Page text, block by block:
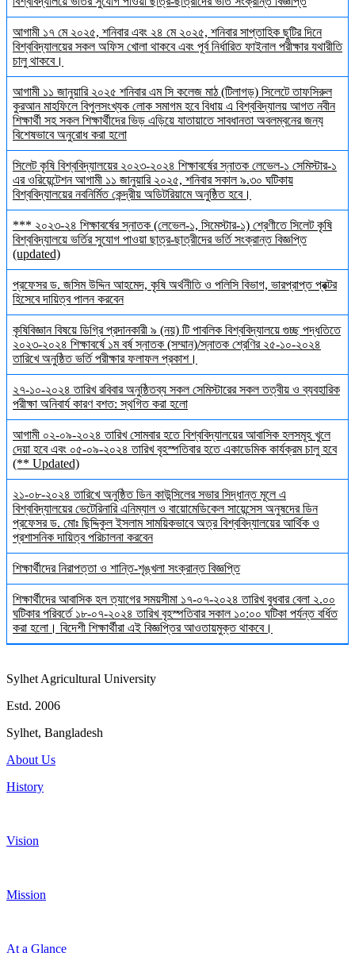
আগামী ১৭ মে ২০২৫, শনিবার এবং ২৪ মে ২০২৫, শনিবার সাপ্তাহিক ছুটির দিনে
বিশ্ববিদ্যালয়ের সকল অফিস খোলা থাকবে এবং পূর্ব নির্ধারিত ফাইনাল পরীক্ষার যথারীতি
চালু থাকবে।
আগামী ১১ জানুয়ারি ২০২৫ শনিবার এম সি কলেজ মাঠ (টিলাগড়) সিলেটে তাফসিরুল
কুরআন মাহফিলে বিপুলসংখ্যক লোক সমাগম হবে বিধায় এ বিশ্ববিদ্যালয় আগত নবীন
শিক্ষার্থী সহ সকল শিক্ষার্থীদের ভিড় এড়িয়ে যাতায়াতে সাবধানতা অবলম্বনের জন্য
বিশেষভাবে অনুরোধ করা হলো
সিলেট কৃষি বিশ্ববিদ্যালয়ের ২০২৩-২০২৪ শিক্ষাবর্ষের স্নাতক লেভেল-১ সেমিস্টার-১
এর ওরিয়েন্টেশন আগামী ১১ জানুয়ারি ২০২৫, শনিবার সকাল ৯.৩০ ঘটিকায়
বিশ্ববিদ্যালয়ের নবনির্মিত কেন্দ্রীয় অডিটরিয়ামে অনুষ্ঠিত হবে।
*** ২০২৩-২৪ শিক্ষাবর্ষের স্নাতক (লেভেল-১, সিমেস্টার-১) শ্রেণীতে সিলেট কৃষি
বিশ্ববিদ্যালয়ে ভর্তির সুযোগ পাওয়া ছাত্র-ছাত্রীদের ভর্তি সংক্রান্ত বিজ্ঞপ্তি
(updated)
প্রফেসর ড. জসিম উদ্দিন আহমেদ, কৃষি অর্থনীতি ও পলিসি বিভাগ, ভারপ্রাপ্ত প্রক্টর
হিসেবে দায়িত্ব পালন করবেন
কৃষিবিজ্ঞান বিষয়ে ডিগ্রি প্রদানকারী ৯ (নয়) টি পাবলিক বিশ্ববিদ্যালয়ে গুচ্ছ পদ্ধতিতে
২০২৩-২০২৪ শিক্ষাবর্ষে ১ম বর্ষ স্নাতক (সম্মান)/স্নাতক শ্রেণির ২৫-১০-২০২৪
তারিখে অনুষ্ঠিত ভর্তি পরীক্ষার ফলাফল প্রকাশ।
২৭-১০-২০২৪ তারিখ রবিবার অনুষ্ঠিতব্য সকল সেমিস্টারের সকল তত্বীয় ও ব্যবহারিক
পরীক্ষা অনিবার্য কারণ বশত: স্থগিত করা হলো
আগামী ০২-০৯-২০২৪ তারিখ সোমবার হতে বিশ্ববিদ্যালয়ের আবাসিক হলসমূহ খুলে
দেয়া হবে এবং ০৫-০৯-২০২৪ তারিখ বৃহস্পতিবার হতে একাডেমিক কার্যক্রম চালু হবে
(** Updated)
২১-০৮-২০২৪ তারিখে অনুষ্ঠিত ডিন কাউন্সিলের সভার সিদ্ধান্ত মূলে এ
বিশ্ববিদ্যালয়ের ভেটেরিনারি এনিম্যাল ও বায়োমেডিকেল সায়েন্সেস অনুষদের ডিন
প্রফেসর ড. মোঃ ছিদ্দিকুল ইসলাম সাময়িকভাবে অত্র বিশ্ববিদ্যালয়ের আর্থিক ও
প্রশাসনিক দায়িত্ব পরিচালনা করবেন
শিক্ষার্থীদের নিরাপত্তা ও শান্তি-শৃঙ্খলা সংক্রান্ত বিজ্ঞপ্তি
শিক্ষার্থীদের আবাসিক হল ত্যাগের সময়সীমা ১৭-০৭-২০২৪ তারিখ বুধবার বেলা ২.০০
ঘটিকার পরিবর্তে ১৮-০৭-২০২৪ তারিখ বৃহস্পতিবার সকাল ১০:০০ ঘটিকা পর্যন্ত বর্ধিত
করা হলো। বিদেশী শিক্ষার্থীরা এই বিজ্ঞপ্তির আওতায়মুক্ত থাকবে।
Sylhet Agricultural University
Estd. 2006
Sylhet, Bangladesh
About Us
History
Vision
Mission
At a Glance